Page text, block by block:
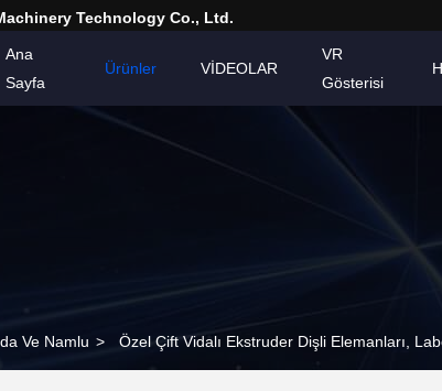
Technology Co., Ltd.
Ana
Sayfa
Ürünler VİDEOLAR
VR
Gösterisi
Ve Namlu > Özel Çift Vidalı Ekstruder Dişli Elemanları,